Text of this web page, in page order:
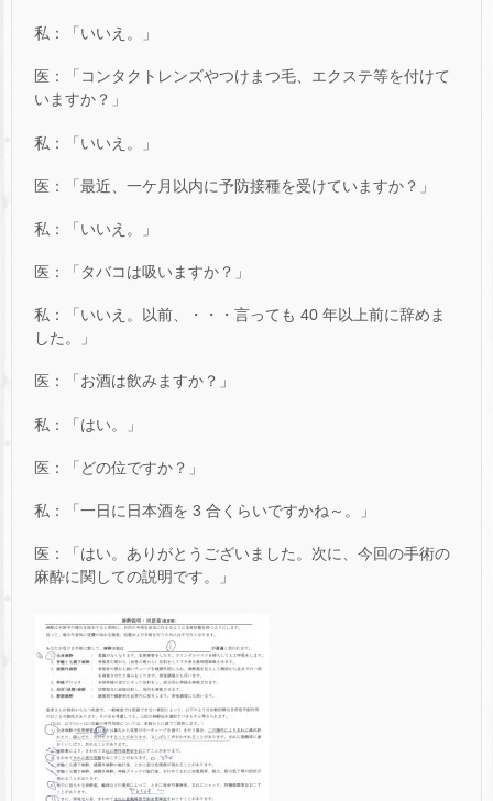
私：「いいえ。」
医：「コンタクトレンズやつけまつ毛、エクステ等を付けて
いますか？」
私：「いいえ。」
医：「最近、一ケ月以内に予防接種を受けていますか？」
私：「いいえ。」
医：「タバコは吸いますか？」
私：「いいえ。以前、・・・言っても 40 年以上前に辞めま
した。」
医：「お酒は飲みますか？」
私：「はい。」
医：「どの位ですか？」
私：「一日に日本酒を 3 合くらいですかね～。」
医：「はい。ありがとうございました。次に、今回の手術の
麻酔に関しての説明です。」